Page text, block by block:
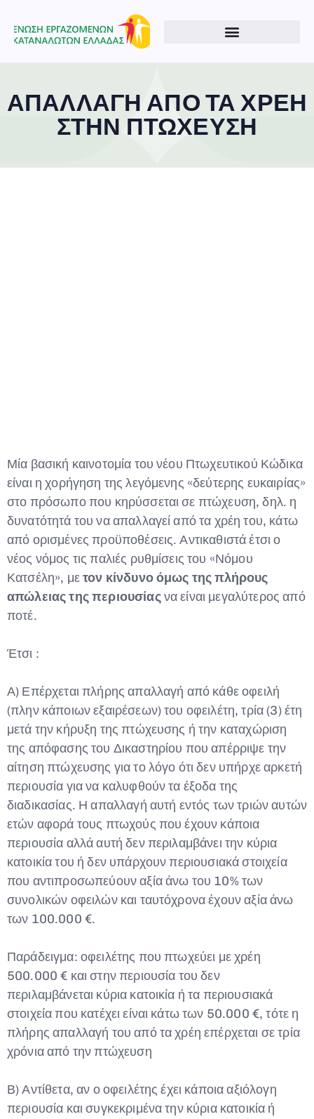
ΑΠΑΛΛΑΓΗ ΑΠΟ ΤΑ ΧΡΕΗ
ΣΤΗΝ ΠΤΩΧΕΥΣΗ
Μία βασική καινοτομία του νέου Πτωχευτικού Κώδικα
είναι η χορήγηση της λεγόμενης «δεύτερης ευκαιρίας»
στο πρόσωπο που κηρύσσεται σε πτώχευση, δηλ. η
δυνατότητά του να απαλλαγεί από τα χρέη του, κάτω
από ορισμένες προϋποθέσεις. Αντικαθιστά έτσι ο
νέος νόμος τις παλιές ρυθμίσεις του «Νόμου
Κατσέλη», μετον κίνδυνο όμως της πλήρους
απώλειας της περιουσίαςνα είναι μεγαλύτερος από
ποτέ.
Έτσι :
Α) Επέρχεται πλήρης απαλλαγή από κάθε οφειλή
(πλην κάποιων εξαιρέσεων) του οφειλέτη, τρία (3) έτη
μετά την κήρυξη της πτώχευσης ή την καταχώριση
της απόφασης του Δικαστηρίου που απέρριψε την
αίτηση πτώχευσης για το λόγο ότι δεν υπήρχε αρκετή
περιουσία για να καλυφθούν τα έξοδα της
διαδικασίας. Η απαλλαγή αυτή εντός των τριών αυτών
ετών αφορά τους πτωχούς που έχουν κάποια
περιουσία αλλά αυτή δεν περιλαμβάνει την κύρια
κατοικία του ή δεν υπάρχουν περιουσιακά στοιχεία
που αντιπροσωπεύουν αξία άνω του 10% των
συνολικών οφειλών και ταυτόχρονα έχουν αξία άνω
των 100.000 €.
Παράδειγμα: οφειλέτης που πτωχεύει με χρέη
500.000 € και στην περιουσία του δεν
περιλαμβάνεται κύρια κατοικία ή τα περιουσιακά
στοιχεία που κατέχει είναι κάτω των 50.000 €, τότε η
πλήρης απαλλαγή του από τα χρέη επέρχεται σε τρία
χρόνια από την πτώχευση
Β) Αντίθετα, αν ο οφειλέτης έχει κάποια αξιόλογη
περιουσία και συγκεκριμένα την κύρια κατοικία ή